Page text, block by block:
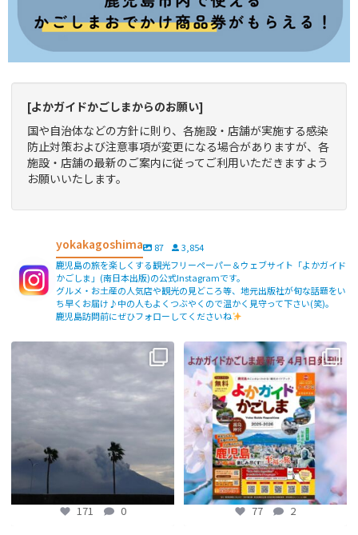
[よかガイドかごしまからのお願い]
国や自治体などの方針に則り、各施設・店舗が実施する感染
防止対策および注意事項が変更になる場合がありますが、各
施設・店舗の最新のご案内に従ってご利用いただきますよう
お願いいたします。
yokakagoshima 87
3,854
鹿児島の旅を楽しくする観光フリーペーパー＆ウェブサイト「よかガイド
かごしま」(南日本出版)の公式Instagramです。
グルメ・お土産の人気店や観光の見どころ等、地元出版社が旬な話題をい
ち早くお届け♪中の人もよくつぶやくので温かく見守って下さい(笑)。
鹿児島訪問前にぜひフォローしてくださいね
【fromよかガイド】〜鹿児島観光の
171 0
よかガイド最新号、ぜひご覧くださ
い
【fromよかガイド】
...
77 2
77 2